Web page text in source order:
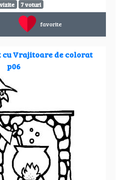
7 voturi
favorite
cu Vrajitoare de colorat
p06